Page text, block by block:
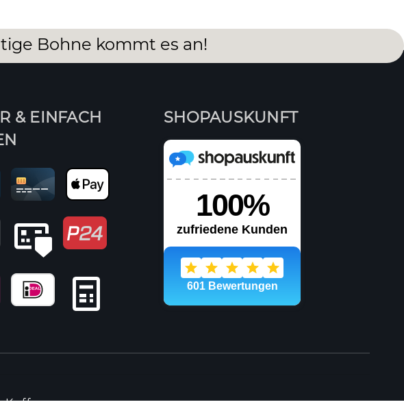
Bohne kommt es an!
& EINFACH
SHOPAUSKUNFT
Kaffee